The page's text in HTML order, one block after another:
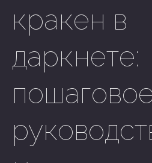
кракен в
даркнете: